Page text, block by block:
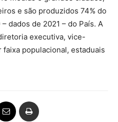
e são produzidos 74% do
dados de 2021 – do País. A
executiva, vice-
populacional, estaduais